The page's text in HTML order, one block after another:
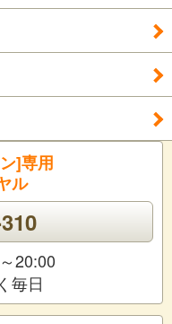
]専用
ル
20:00
毎日